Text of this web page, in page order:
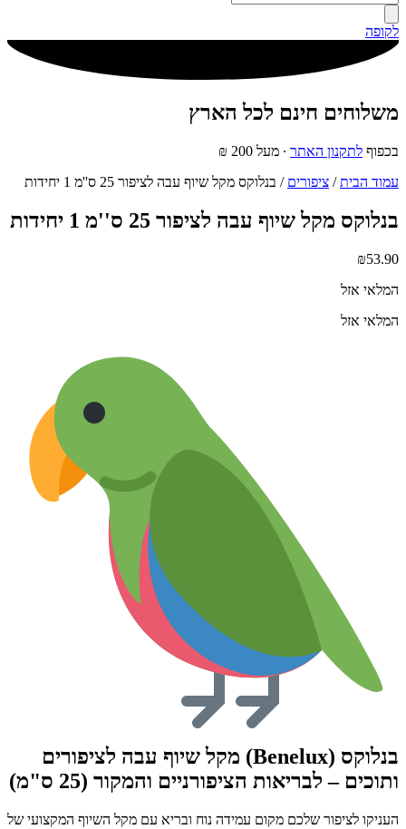
לקופה
משלוחים חינם לכל הארץ
בכפוף לתקנון האתר ∙ מעל 200 ₪
עמוד הבית/ ציפורים / בנלוקס מקל שיוף עבה לציפור 25 ס''מ 1 יחידות
בנלוקס מקל שיוף עבה לציפור 25 ס''מ 1 יחידות
₪53.90
המלאי אזל
המלאי אזל
בנלוקס (Benelux) מקל שיוף עבה לציפורים
ותוכים – לבריאות הציפורניים והמקור (25 ס"מ)
העניקו לציפור שלכם מקום עמידה נוח ובריא עם מקל השיוף המקצועי של